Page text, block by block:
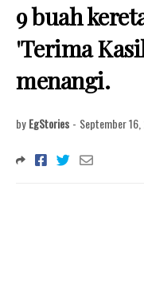
9 buah
'Terima
menangi.
by EgStories - September 16,